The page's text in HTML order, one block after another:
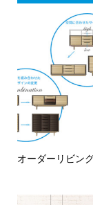
オーダーリビン